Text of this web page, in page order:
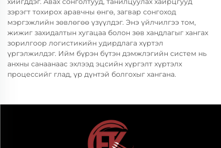
зэрэгт тохирох аравчны өнгө, загвар сонгоход
мэргэжлийн зөвлөгөө үзүүлдэг. Энэ үйлчилгээ том,
жижиг захидалтын хугацаа болон зөв хандлагыг хангах
зорилгоор логистикийн удирдлага хүртэл
үргэлжилдэг. Ийм бүрэн бүтэн дэмжлэгийн систем нь
анхны санаанаас эхлээд эцсийн хүргэлт хүртэлх
процессийг глад, үр дүнтэй болгохыг хангана.